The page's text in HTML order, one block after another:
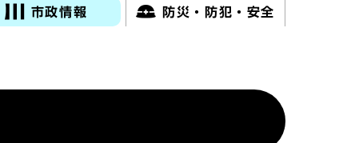
市政情報 防災・防犯・安全